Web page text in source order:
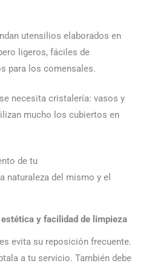
utensilios elaborados en
ligeros, fáciles de
para los comensales.
necesita cristalería: vasos y
mucho los cubiertos en
de tu
naturaleza del mismo y el
y facilidad de limpieza
evita su reposición frecuente.
a tu servicio. También debe